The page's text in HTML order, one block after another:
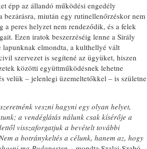
épp az állandó működési engedély
miután egy rutinellenőrzéskor nem
peres helyzet nem rendeződik, és a felek
Ezen iratok beszerzéséig lenne a Sirály
lapunknak elmondta, a kulthellyé vált
szervezet is segítené az ügyüket, hiszen
közötti együttműködésnek lehetne
velük – jelenlegi üzemeltetőkkel – is születne
veszni hagyni egy olyan helyet,
a vendéglátás nálunk csak kísérője a
visszaforgatjuk a bevételt további
a botránykeltés a célunk, hanem az, hogy